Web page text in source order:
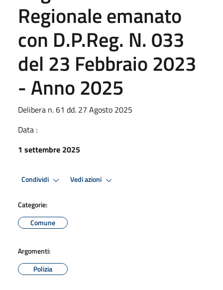
Regionale emanato
con D.P.Reg. N. 033
del 23 Febbraio 2023
- Anno 2025
Delibera n. 61 dd. 27 Agosto 2025
Data :
1 settembre 2025
Condividi Vedi azioni
Categorie:
Comune
Argomenti:
Polizia